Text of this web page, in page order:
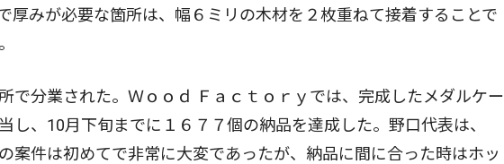
厚みが必要な箇所は、幅６ミリの木材を２枚重ねて接着することで
分業された。Ｗｏｏｄ Ｆａｃｔｏｒｙでは、完成したメダルケー
し、10月下旬までに１６７７個の納品を達成した。野口代表は、
案件は初めてで非常に大変であったが、納品に間に合った時はホッ